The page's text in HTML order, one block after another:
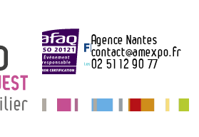
Agence Nantes
contact@amexpo.fr
02 51 12 90 77